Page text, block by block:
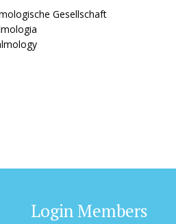
Gesellschaft
Login Members